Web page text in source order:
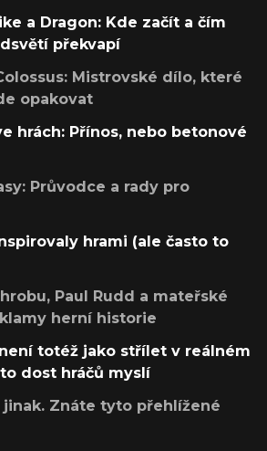
a Dragon: Kde začít a čím
překvapí
Mistrovské dílo, které
opakovat
hrách: Přínos, nebo betonové
Průvodce a rady pro
hrami (ale často to
Paul Rudd a mateřské
herní historie
totéž jako střílet v reálném
dost hráčů myslí
Znáte tyto přehlížené